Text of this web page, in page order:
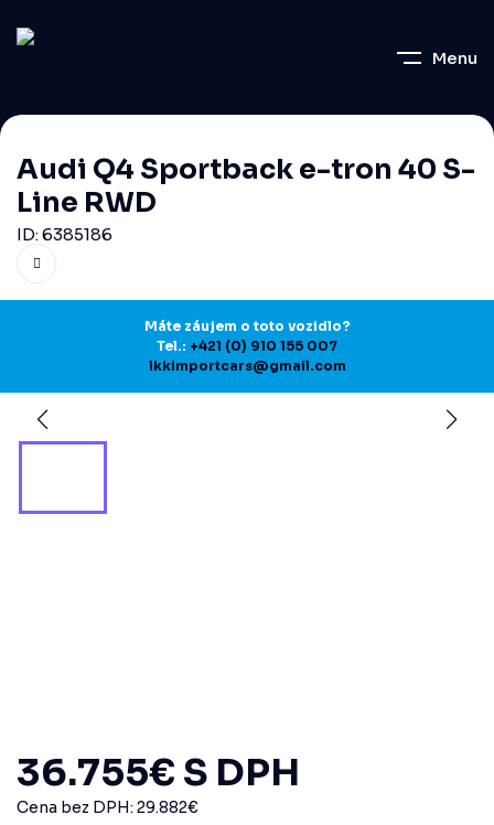
Menu
Audi Q4 Sportback e-tron 40 S-
Line RWD
ID: 6385186
Máte záujem o toto vozidlo?
Tel.: +421 (0) 910 155 007
lkkimportcars@gmail.com
36.755€ S DPH
Cena bez DPH: 29.882€